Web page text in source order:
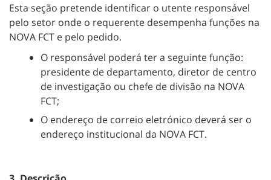
Esta seção pretende identificar o utente responsável
pelo setor onde o requerente desempenha funções na
NOVA FCT e pelo pedido.
O responsável poderá ter a seguinte função:
presidente de departamento, diretor de centro
de investigação ou chefe de divisão na NOVA
FCT;
O endereço de correio eletrónico deverá ser o
endereço institucional da NOVA FCT.